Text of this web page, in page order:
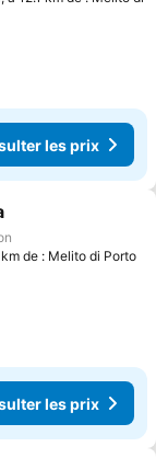
les prix
favoris
de : Melito di Porto
les prix